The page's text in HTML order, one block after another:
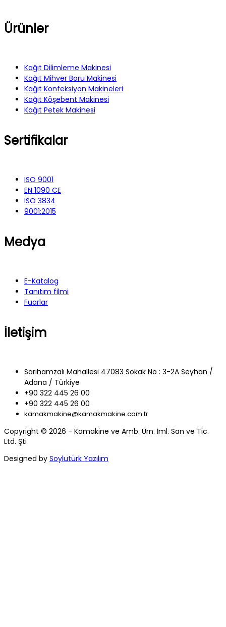
Ürünler
Kağıt Dilimleme Makinesi
Kağıt Mihver Boru Makinesi
Kağıt Konfeksiyon Makineleri
Kağıt Köşebent Makinesi
Kağıt Petek Makinesi
Sertifikalar
ISO 9001
EN 1090 CE
ISO 3834
9001:2015
Medya
E-Katalog
Tanıtım filmi
Fuarlar
İletişim
Sarıhamzalı Mahallesi 47083 Sokak No : 3-2A Seyhan /
Adana / Türkiye
+90 322 445 26 00
+90 322 445 26 00
kamakmakine@kamakmakine.com.tr
Copyright © 2026 - Kamakine ve Amb. Ürn. İml. San ve Tic.
Ltd. Şti
Designed by Soylutürk Yazılım